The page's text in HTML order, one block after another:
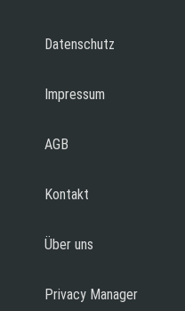
Datenschutz
Impressum
AGB
Kontakt
Über uns
Privacy Manager